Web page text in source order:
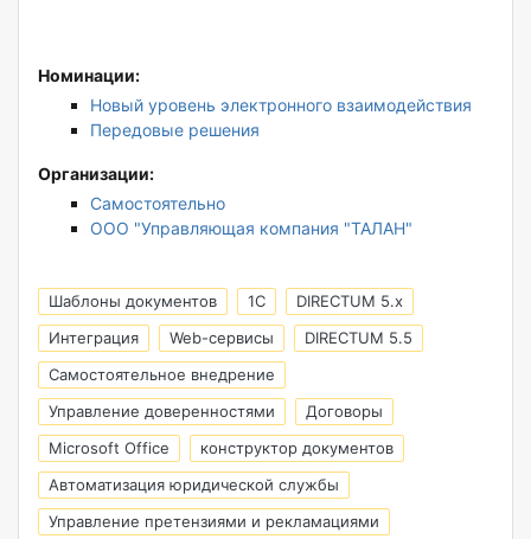
Номинации:
Новый уровень электронного взаимодействия
Передовые решения
Организации:
Самостоятельно
ООО "Управляющая компания "ТАЛАН"
Шаблоны документов 1C
DIRECTUM 5.x
Интеграция
Web-сервисы
DIRECTUM 5.5
Самостоятельное внедрение
Управление доверенностями
Договоры
Microsoft Office
конструктор документов
Автоматизация юридической службы
Управление претензиями и рекламациями